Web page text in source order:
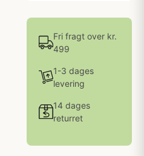
Fri fragt over kr.
499
1-3 dages
levering
14 dages
returret